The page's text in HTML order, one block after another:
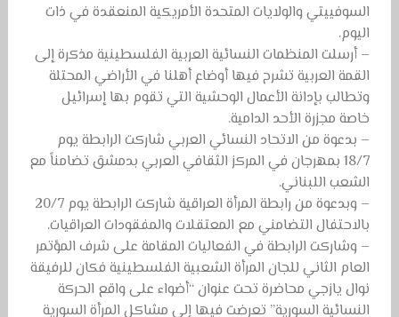
السوفييتي والولايات المتحدة الأمريكية المنعقدة في ذات
اليوم.
– أرسلت المنظمات النسائية العربية الفلسطينية مذكرة إلى
القمة العربية تشرح فيها أوضاع أهلنا في الأراضي المحتلة
وتطالب بإدانة الأعمال الوحشية التي تقوم بها إسرائيل
خاصة مجزرة الأحد الدامية.
– بدعوة من الاتحاد النسائي العربي شاركت الرابطة يوم
18/7 بمهرجان في المركز الثقافي العربي بدمشق تضامناً مع
الشعب اللبناني.
– وبدعوة من رابطة المرأة العراقية شاركت الرابطة يوم 20/7
بالاحتفال التضامني مع المعتقلات والمفقودات العراقيات.
– وشاركت الرابطة في الفعاليات المقامة على شرف المؤتمر
العام الثاني للجان المرأة الشعبية الفلسطينية فكان للرفيقة
نوال يازجي محاضرة تحت عنوان “أضواء على واقع الحركة
النسائية السورية” تعرضت فيها إلى مشاكل المرأة السورية